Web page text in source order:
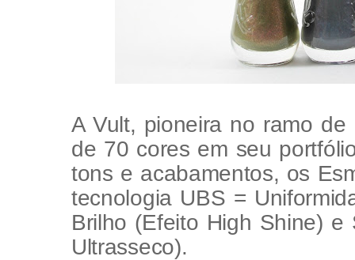
A Vult, pioneira no ramo
de 70 cores em seu
tons e acabamentos, os
tecnologia UBS =
Brilho (Efeito High Shine)
Ultrasseco).